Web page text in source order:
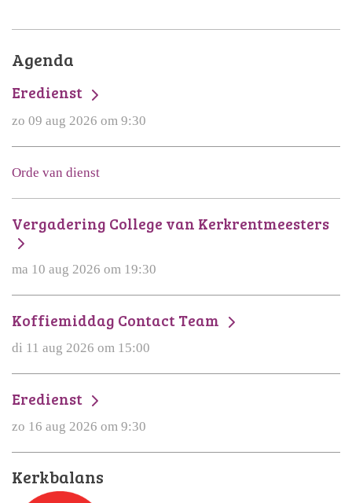
Agenda
Eredienst
zo 09 aug 2026 om 9:30
Orde van dienst
Vergadering College van Kerkrentmeesters
ma 10 aug 2026 om 19:30
Koffiemiddag Contact Team
di 11 aug 2026 om 15:00
Eredienst
zo 16 aug 2026 om 9:30
Kerkbalans